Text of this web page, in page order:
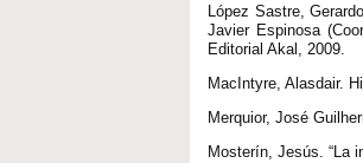
López Sastre,
Javier Espinosa
Editorial Akal, 2009.
MacIntyre, Alasdair.
Merquior, José
Mosterín, Jesús. “La